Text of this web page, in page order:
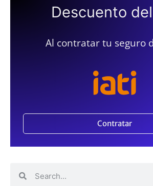
Descuento
Al contratar tu seguro
Contratar